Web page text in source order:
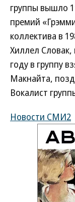
группы вышло
премий
коллектива в
Хиллел
году в группу
Макнайта,
Вокалист
Новости СМИ2